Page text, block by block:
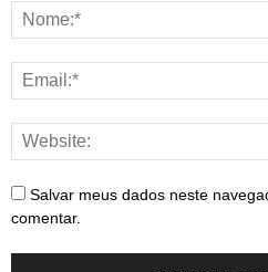
Salvar meus dados neste
comentar.